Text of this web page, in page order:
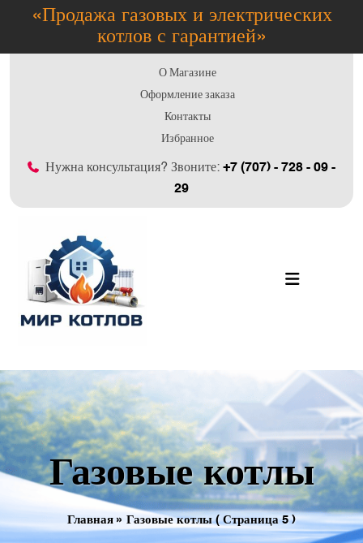
«Продажа газовых и электрических
котлов с гарантией»
О Магазине
Оформление заказа
Контакты
Избранное
Нужна консультация? Звоните: +7 (707) - 728 - 09 -
29
Газовые котлы
Главная » Газовые котлы( Страница 5 )